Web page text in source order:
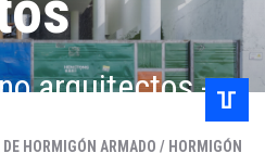
arquitectos -
DE HORMIGÓN ARMADO / HORMIGÓN